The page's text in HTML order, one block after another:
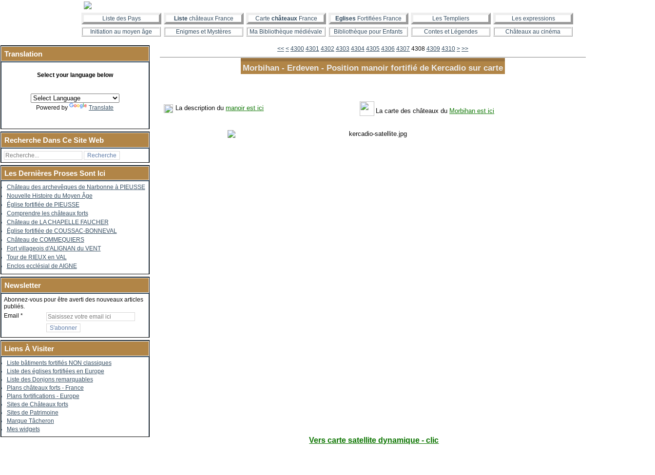
Liste des Pays Liste châteaux France Carte châteauxFrance Eglises Fortifiées France Les Templiers
Les expressions
Initiation au moyen âge
Enigmes et Mystères Ma Bibliothèque médiévale Bibliothèque pour Enfants Contes et Légendes Châteaux au cinéma
Translation
Select your language below
Powered by Translate
Recherche Dans Ce Site Web
Les Dernières Proses Sont Ici
Château des archevêques de Narbonne à PIEUSSE
Nouvelle Histoire du Moyen Âge
Église fortifiée de PIEUSSE
Comprendre les châteaux forts
Château de LA CHAPELLE FAUCHER
Église fortifiée de COUSSAC-BONNEVAL
Château de COMMEQUIERS
Fort villageois d'ALIGNAN du VENT
Tour de RIEUX en VAL
Enclos ecclésial de AIGNE
Newsletter
Abonnez-vous pour être averti des nouveaux articles
publiés.
Email
Liens À Visiter
Liste bâtiments fortifiés NON classiques
Liste des églises fortifiées en Europe
Liste des Donjons remarquables
Plans châteaux forts - France
Plans fortifications - Europe
Sites de Châteaux forts
Sites de Patrimoine
Marque Tâcheron
Mes widgets
<< < 4300 4301 4302 4303 4304 4305 4306 4307 4308 4309 4310 4320
4330
4340
4350
4360
4370
4380
4390
4400
4500
4600
4700
4800
4900
5000
5100
5200
5300
5400
5500
5600
> >>
Morbihan - Erdeven - Position manoir fortifié de Kercadio sur carte
La description dumanoir est ici La carte des châteaux du Morbihan est ici
Vers carte satellite dynamique - clic